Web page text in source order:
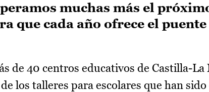
muchas más el
que cada año ofrece el
de 40 centros educativos de Castilla-La
los talleres para escolares que han